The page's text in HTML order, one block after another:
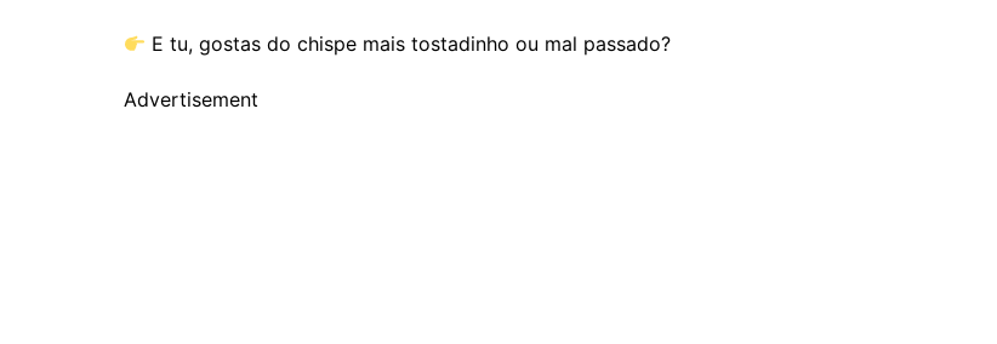
E tu, gostas do chispe mais tostadinho ou mal passado?
Advertisement